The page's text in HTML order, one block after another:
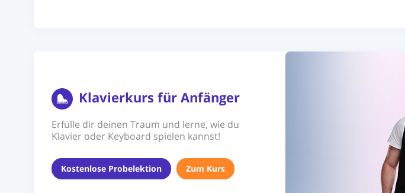
Klavierkurs für Anfänger
Erfülle dir deinen Traum und lerne, wie du
Klavier oder Keyboard spielen kannst!
Kostenlose Probelektion Zum Kurs